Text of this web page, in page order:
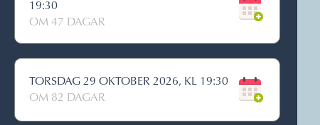
19:30
OM 47 DAGAR
TORSDAG 29 OKTOBER 2026, KL 19:30
OM 82 DAGAR